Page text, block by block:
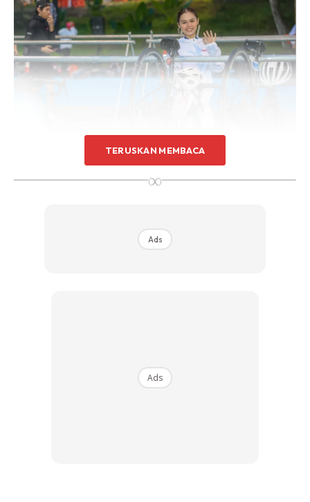
Bella sendiri mengendalikan segmen berbasikal dan
endurance sports yang selama ini hanya dilihat dari luar.
TERUSKAN MEMBACA
∞
Ads
Ads